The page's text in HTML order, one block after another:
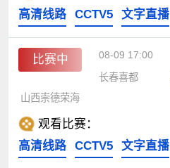
高清线路
CCTV5 文字直播
比赛中 08-09 17:00
长春喜都
山西崇德荣海
观看比赛：
高清线路
CCTV5 文字直播